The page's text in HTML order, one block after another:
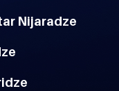
Nijaradze